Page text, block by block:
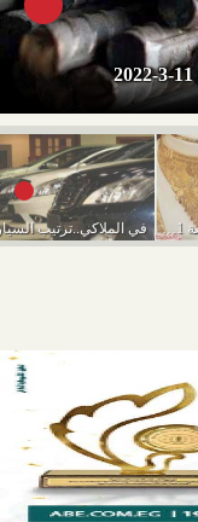
أسعار الذهب اليوم الجمعة 11-3-2022